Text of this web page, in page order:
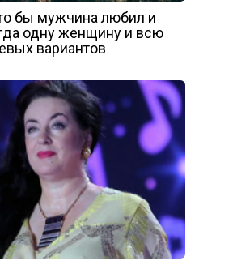
бы мужчина любил и
одну женщину и всю
вариантов